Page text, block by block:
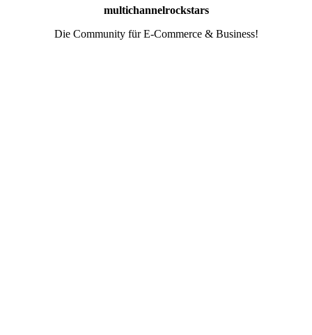
multichannelrockstars
Die Community für E-Commerce & Business!